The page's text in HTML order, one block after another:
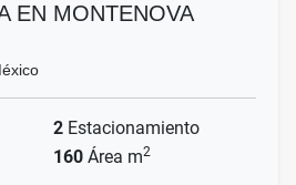
EN MONTENOVA
2 Estacionamiento
160 Área m2